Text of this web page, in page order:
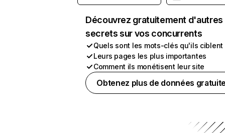
Découvrez gratuitement d'autres
secrets sur vos concurrents
Quels sont les mots-clés qu'ils ciblent
Leurs pages les plus importantes
Comment ils monétisent leur site
Obtenez plus de données